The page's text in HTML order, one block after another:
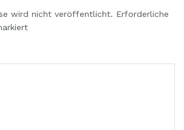
wird nicht veröffentlicht. Erforderliche